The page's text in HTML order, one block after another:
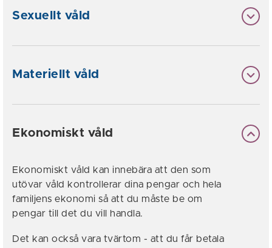
Sexuellt våld
Materiellt våld
Ekonomiskt våld
Ekonomiskt våld kan innebära att den som
utövar våld kontrollerar dina pengar och hela
familjens ekonomi så att du måste be om
pengar till det du vill handla.
Det kan också vara tvärtom - att du får betala